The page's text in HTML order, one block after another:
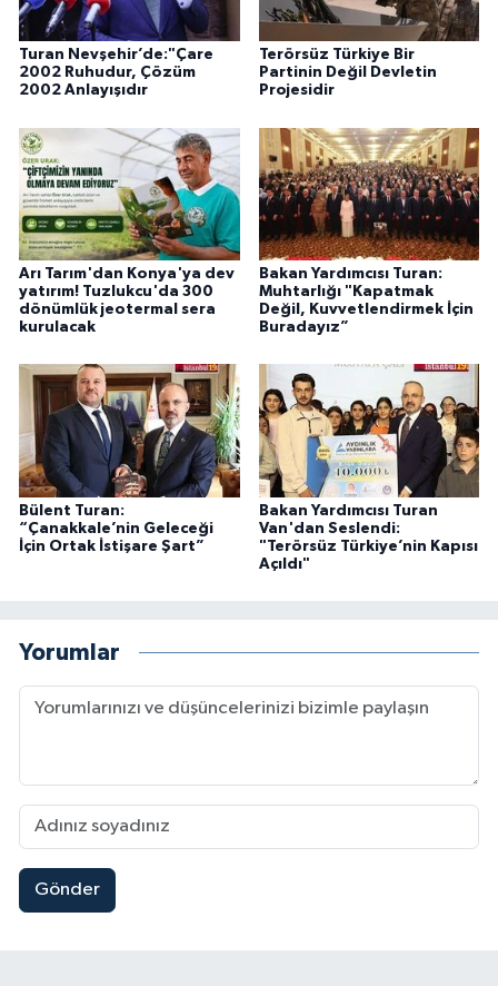
Turan Nevşehir’de:"Çare
2002 Ruhudur, Çözüm
2002 Anlayışıdır
Terörsüz Türkiye Bir
Partinin Değil Devletin
Projesidir
Arı Tarım'dan Konya'ya dev
yatırım! Tuzlukcu'da 300
dönümlük jeotermal sera
kurulacak
Bakan Yardımcısı Turan:
Muhtarlığı "Kapatmak
Değil, Kuvvetlendirmek İçin
Buradayız”
Bülent Turan:
“Çanakkale’nin Geleceği
İçin Ortak İstişare Şart”
Bakan Yardımcısı Turan
Van'dan Seslendi:
"Terörsüz Türkiye’nin Kapısı
Açıldı"
Yorumlar
Gönder